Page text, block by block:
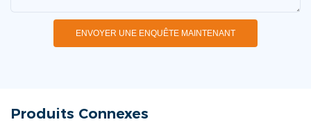
ENVOYER UNE ENQUÊTE MAINTENANT
Produits Connexes